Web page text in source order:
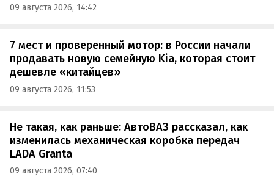
09 августа 2026, 14:42
7 мест и проверенный мотор: в России начали
продавать новую семейную Kia, которая стоит
дешевле «китайцев»
09 августа 2026, 11:53
Не такая, как раньше: АвтоВАЗ рассказал, как
изменилась механическая коробка передач
LADA Granta
09 августа 2026, 07:40